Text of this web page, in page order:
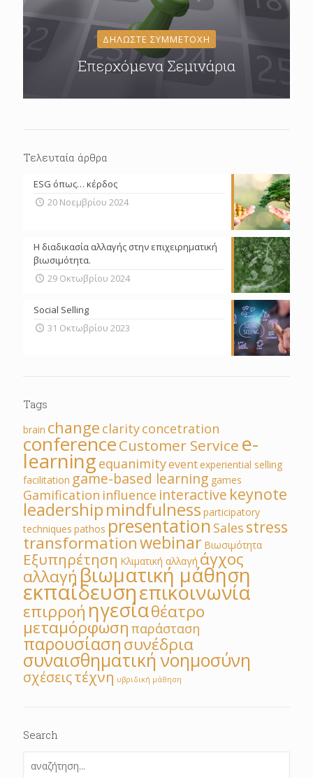
ΔΗΛΩΣΤΕ ΣΥΜΜΕΤΟΧΗ
Επερχόμενα Σεμινάρια
Τελευταία άρθρα
ESG όπως… κέρδος
20 Νοεμβρίου 2024
Η διαδικασία αλλαγής στην επιχειρηματική
βιωσιμότητα.
29 Οκτωβρίου 2024
Social Selling
31 Οκτωβρίου 2023
Tags
brain change clarityconcetration
conferenceCustomer Service e-
learning equanimityeventexperiential selling
facilitation game-based learning games
Gamification influence interactive keynote
leadershipmindfulness participatory
techniques pathos presentation Sales stress
transformationwebinar Βιωσιμότητα
Εξυπηρέτηση Κλιματική αλλαγή άγχος
αλλαγή βιωματική μάθηση
εκπαίδευσηεπικοινωνία
επιρροή ηγεσίαθέατρο
μεταμόρφωση παράσταση
παρουσίασησυνέδρια
συναισθηματική νοημοσύνη
σχέσειςτέχνη υβριδική μάθηση
Search